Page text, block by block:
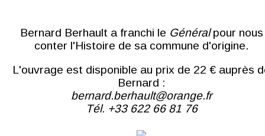
Bernard Berhault a franchi le Généralpour nous
conter l'Histoire de sa commune d'origine.
L'ouvrage est disponible au prix de 22 € auprès
Bernard :
bernard.berhault@orange.fr
Tél. +33 622 66 81 76